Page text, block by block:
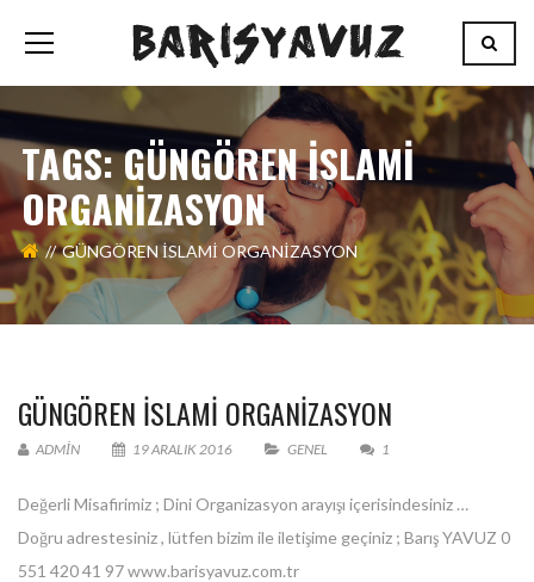
TAGS: GÜNGÖREN ISLAMI
ORGANIZASYON
GÜNGÖREN ISLAMI ORGANIZASYON
GÜNGÖREN ISLAMI ORGANIZASYON
ADMIN 19 ARALIK 2016 GENEL 1
Değerli Misafirimiz ; Dini Organizasyon arayışı içerisindesiniz …
Doğru adrestesiniz , lütfen bizim ile iletişime geçiniz ; Barış YAVUZ 0
551 420 41 97 www.barisyavuz.com.tr